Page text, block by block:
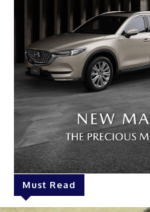
Must Read